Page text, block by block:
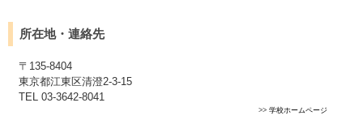
所在地・連絡先
〒135-8404
東京都江東区清澄2-3-15
TEL 03-3642-8041
>>学校ホームページ